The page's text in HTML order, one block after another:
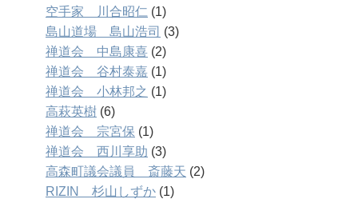
空手家 川合昭仁 (1)
島山道場 島山浩司 (3)
禅道会 中島康喜 (2)
禅道会 谷村泰嘉 (1)
禅道会 小林邦之 (1)
高萩英樹 (6)
禅道会 宗宮保 (1)
禅道会 西川享助 (3)
高森町議会議員 斎藤天 (2)
RIZIN 杉山しずか (1)